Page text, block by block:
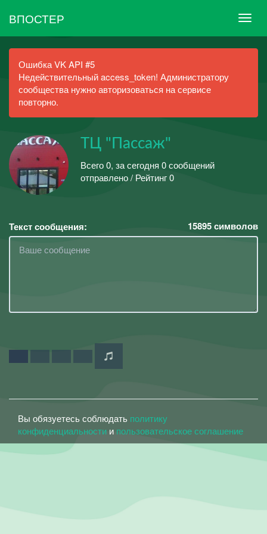
ВПОСТЕР
Ошибка VK API #5
Недействительный access_token! Администратору
сообщества нужно авторизоваться на сервисе
повторно.
ТЦ "Пассаж"
Всего 0, за сегодня 0 сообщений
отправлено / Рейтинг 0
Текст сообщения: 15895символов
Вы обязуетесь соблюдать политику
конфиденциальности и пользовательское соглашение